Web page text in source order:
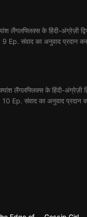
लैंगलफ्लिक्स के हिंदी-अंग्रेज़ी
9 Ep. संवाद का अनुवाद प्रदान
लैंगलफ्लिक्स के हिंदी-अंग्रेज़ी
10 Ep. संवाद का अनुवाद प्रदान